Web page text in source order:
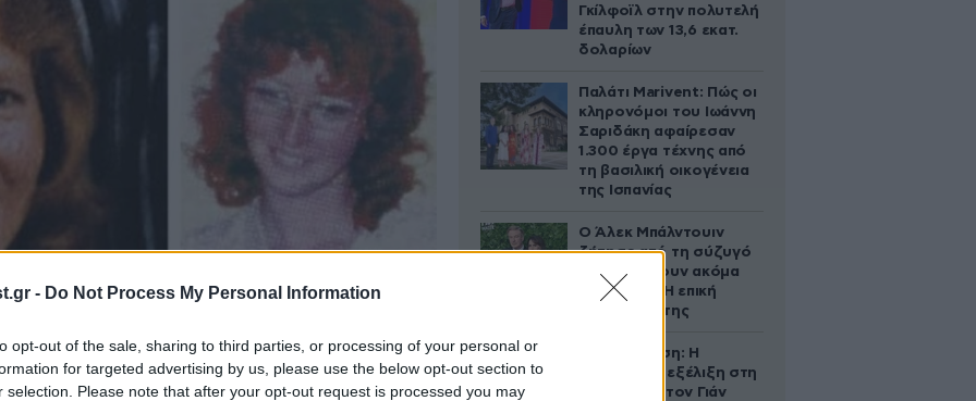
- Do Not Process My Personal Information
opt-out of the sale, sharing to third parties, or processing of your personal or
for targeted advertising by us, please use the below opt-out section to
selection. Please note that after your opt-out request is processed you may
Γκίλφοϊλ στην πολυτελή
έπαυλη των 13,6 εκατ.
δολαρίων
Παλάτι Marivent: Πώς οι
κληρονόμοι του Ιωάννη
Σαριδάκη αφαίρεσαν
1.300 έργα τέχνης από
τη βασιλική οικογένεια
της Ισπανίας
Ο Άλεκ Μπάλντουιν
ζήτησε από τη σύζυγό
του να κάνουν ακόμα
ένα παιδί – Η επική
αντίδρασή της
Αθηνά Ωνάση: Η
απρόσμενη εξέλιξη στη
διαμάχη με τον Γιάν